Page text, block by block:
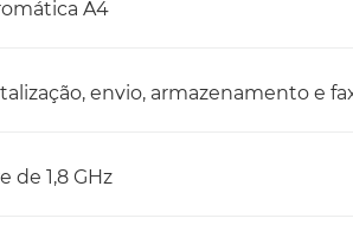
A4
envio, armazenamento e
de 1,8 GHz